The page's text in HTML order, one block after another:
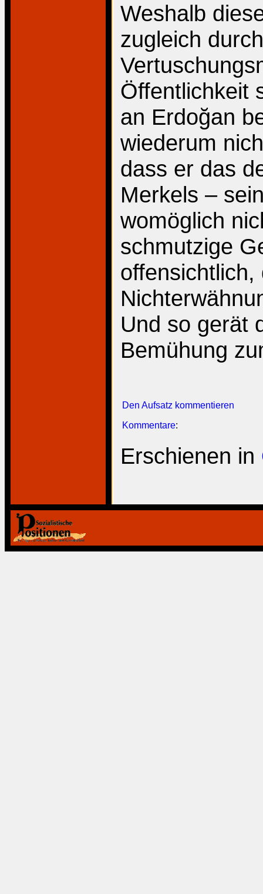
Weshalb
zugleich
Öffentlichkeit
an Erdoğan
wiederum
dass er das
Merkels –
womöglich
schmutzige
Und so gerät
Bemühung
Den Aufsatz kommentieren
Kommentare:
Erschienen in